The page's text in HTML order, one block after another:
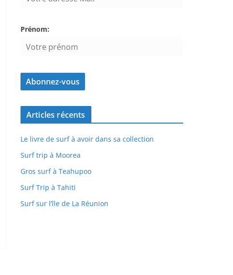
Prénom:
Articles récents
Le livre de surf à avoir dans sa collection
Surf trip à Moorea
Gros surf à Teahupoo
Surf Trip à Tahiti
Surf sur l’île de La Réunion